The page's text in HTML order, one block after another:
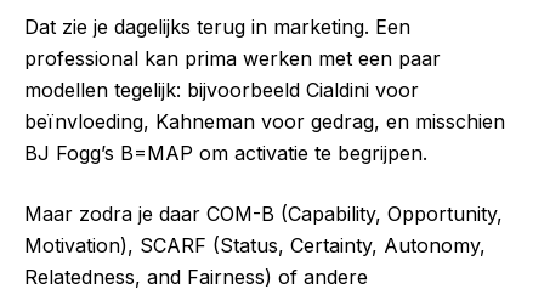
Dat zie je dagelijks terug in marketing. Een
professional kan prima werken met een paar
modellen tegelijk: bijvoorbeeld Cialdini voor
beïnvloeding, Kahneman voor gedrag, en misschien
BJ Fogg’s B=MAP om activatie te begrijpen.
Maar zodra je daar COM-B (Capability, Opportunity,
Motivation), SCARF (Status, Certainty, Autonomy,
Relatedness, and Fairness) of andere